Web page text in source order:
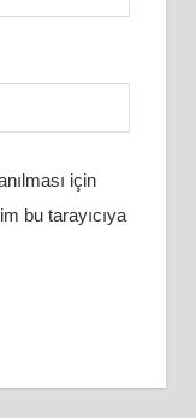
için
bu tarayıcıya